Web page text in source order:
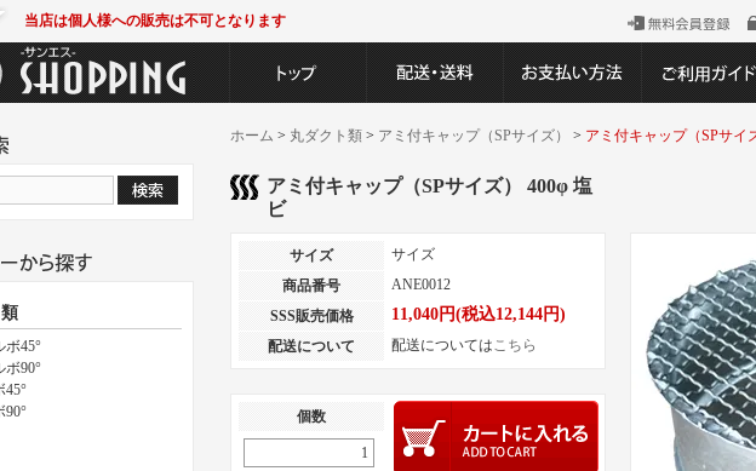
当店は個人様への販売は不可となります
ボ45°
ボ90°
ホーム > 丸ダクト類 > アミ付キャップ（SPサイズ） > アミ付キャップ（SPサイ
アミ付キャップ（SPサイズ） 400φ 塩
ビ
サイズ
サイズ
商品番号
ANE0012
SSS販売価格
11,040円(税込12,144円)
配送について 配送についてはこちら
個数